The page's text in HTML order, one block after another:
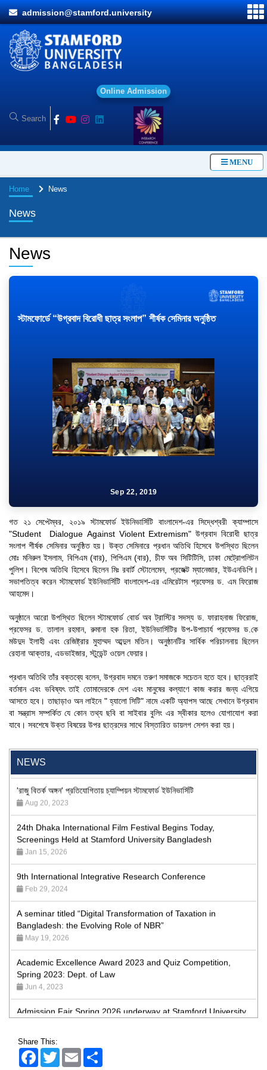
admission@stamford.university
Onl ine Ad mission
MENU
Home News
News
NEWS
"Professional Orientation" course of Batch 72 in the BBA
Jan 26, 2024
'রাজু বিতর্ক অঙ্গন' প্রতিযোগিতায় চ্যাম্পিয়ন স্টামফোর্ড ইউনিভার্সিটি
Aug 20, 2023
24th Dhaka International Film Festival Begins Today,
Screenings Held at Stamford University Bangladesh
Jan 15, 2026
9th International Integrative Research Conference
Feb 29, 2024
A seminar titled “Digital Transformation of Taxation in
Bangladesh: the Evolving Role of NBR”
May 19, 2026
Academic Excellence Award 2023 and Quiz Competition,
Spring 2023: Dept. of Law
Jun 4, 2023
Admission Fair Spring 2026 underway at Stamford University
Bangladesh
Admission Fair Summer 2026 underway at Stamford
University Bangladesh
Share This:
FacebookTwitter Email
News
স্টামফোর্ডে “উগ্রবাদ বিরোধী ছাত্র সংলাপ” শীর্ষক সেমিনার অনুষ্ঠিত
Sep 22, 2019
গত ২১ সেপ্টেম্বর, ২০১৯ স্টামফোর্ড ইউনিভার্সিটি বাংলাদেশ-এর সিদ্ধেশ্বরী ক্যাম্পাসে
"Student Dialogue Against Violent Extremism" উগ্রবাদ বিরোধী ছাত্র
সংলাপ শীর্ষক সেমিনার অনুষ্ঠিত হয়। উক্ত সেমিনারে প্রধান অতিথি হিসেবে উপস্থিত ছিলেন
মোঃ মনিরুল ইসলাম, বিপিএম (বার), পিপিএম (বার), চীফ অব সিটিটিসি, ঢাকা মেট্রোপলিটন
পুলিশ। বিশেষ অতিথি হিসেবে ছিলেন মিঃ রবার্ট স্টোলেমেন, প্রজেক্ট ম্যানেজার, ইউএনডিপি।
সভাপতিত্ব করেন স্টামফোর্ড ইউনিভার্সিটি বাংলাদেশ-এর এমিরেটাস প্রফেসর ড. এম ফিরোজ
আহমেদ।
অনুষ্ঠানে আরো উপস্থিত ছিলেন স্টামফোর্ড বোর্ড অব ট্রাস্টির সদস্য ড. ফারাহনাজ ফিরোজ,
প্রফেসর ড. তালাল রহমান, রুমানা হক রিতা, ইউনিভার্সিটির উপ-উপাচার্য প্রফেসর ড.কে
মউদুদ ইলাহী এবং রেজিষ্ট্রার মুহাম্মদ আব্দুল মতিন। অনুষ্ঠানটির সার্বিক পরিচালনায় ছিলেন
রেহানা আক্তার, এডভাইজার, স্টুডেন্ট ওয়েল ফেয়ার।
প্রধান অতিথি তাঁর বক্তব্যে বলেন, উগ্রবাদ দমনে তরুণ সমাজকে সচেতন হতে হবে। ছাত্ররাই
বর্তমান এবং ভবিষ্যৎ তাই তোমাদেরকে দেশ এবং মানুষের কল্যাণে কাজ করার জন্য এগিয়ে
আসতে হবে। তাছাড়াও অন লাইনে " হ্যালো সিটি" নামে একটি অ্যাপস আছে সেখানে উগ্রবাদ
বা সন্ত্রাস সম্পর্কিত যে কোন তথ্য ছবি বা সাইবার বুলিং এর স্বীকার হলেও যোগাযোগ করা
যাবে। সবশেষে উক্ত বিষয়ের উপর ছাত্রদের সাথে বিস্তারিত ডায়লগ সেশন করা হয়।